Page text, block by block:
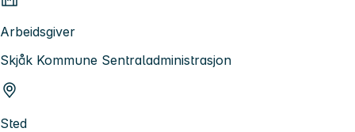
Arbeidsgiver
Skjåk Kommune Sentraladministrasjon
Sted